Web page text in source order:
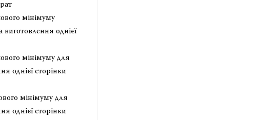
мінімуму
однієї
мінімуму для
однієї сторінки
мінімуму для
однієї сторінки